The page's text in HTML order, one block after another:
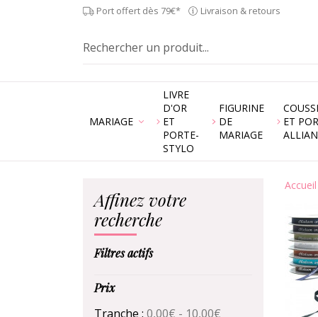
Port offert dès 79€* Livraison & retours
MARIAGE
LIVRE
D'OR
ET
PORTE-
STYLO
FIGURINE
DE
MARIAGE
ET
Affinez votre
recherche
Filtres actifs
Prix
Tranche : 0,00€ - 10,00€
Accueil